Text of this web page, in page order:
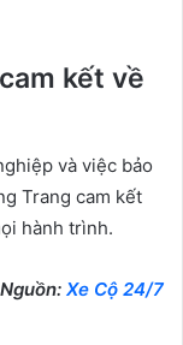
kết về
và việc bảo
Trang cam kết
hành trình.
Nguồn: Xe Cộ 24/7